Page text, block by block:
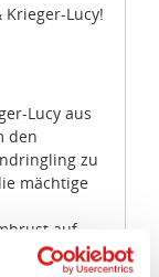
Krieger-Lucy!
Lucy aus
den
zu
mächtige
auf
Maul